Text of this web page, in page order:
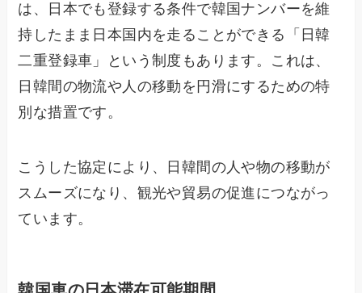
は、日本でも登録する条件で韓国ナンバーを維
持したまま日本国内を走ることができる「日韓
二重登録車」という制度もあります。これは、
日韓間の物流や人の移動を円滑にするための特
別な措置です。
こうした協定により、日韓間の人や物の移動が
スムーズになり、観光や貿易の促進につながっ
ています。